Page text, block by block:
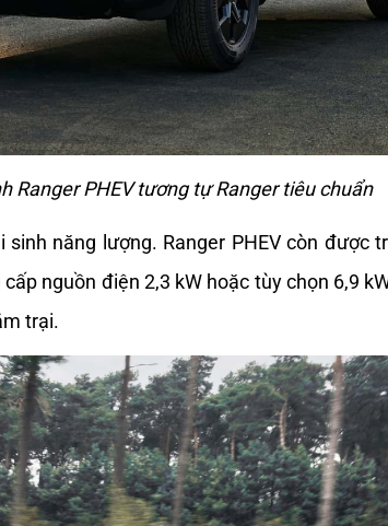
Ranger PHEV tương tự Ranger tiêu chuẩn
năng lượng. Ranger PHEV còn được
nguồn điện 2,3 kW hoặc tùy chọn 6,9
trại.